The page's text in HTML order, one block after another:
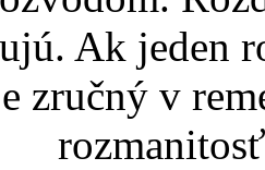
Ak jeden
zručný v